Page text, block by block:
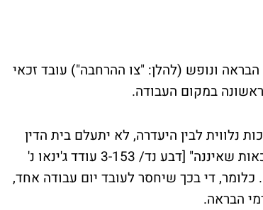
ונופש (להלן: "צו ההרחבה") עובד זכאי
במקום העבודה.
נלווית לבין היעדרה, לא יתעלם בית הדין
מתאריך הזכאות המדויק ולא 'יזיזו לאחור', כדי להקים זכאות שאיננה" [דבע נד/ 3-153 עודד ג'ינאו נ'
הכללית, דינים ארצי לעבודה 1994 (2) 986]. כלומר, די בכך שיחסר לעובד יום עבודה אחד,
הבראה.